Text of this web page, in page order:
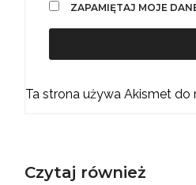
ZAPAMIĘTAJ MOJE
Ta strona używa Akismet do
Czytaj również